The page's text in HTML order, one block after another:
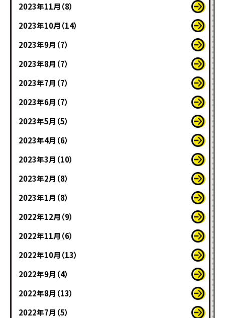
2023年11月（8）
2023年10月（14）
2023年9月（7）
2023年8月（7）
2023年7月（7）
2023年6月（7）
2023年5月（5）
2023年4月（6）
2023年3月（10）
2023年2月（8）
2023年1月（8）
2022年12月（9）
2022年11月（6）
2022年10月（13）
2022年9月（4）
2022年8月（13）
2022年7月（5）